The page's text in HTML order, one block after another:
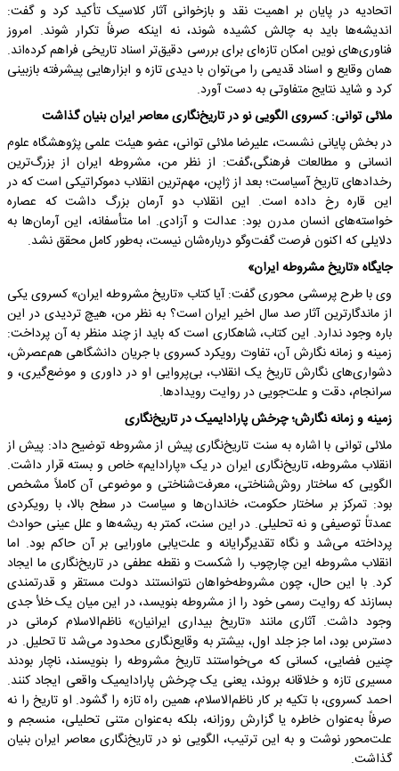
اتحادیه در پایان بر اهمیت نقد و بازخوانی آثار کلاسیک تأکید کرد و گفت:
اندیشه‌ها باید به چالش کشیده شوند، نه اینکه صرفاً تکرار شوند. امروز
فناوری‌های نوین امکان تازه‌ای برای بررسی دقیق‌تر اسناد تاریخی فراهم کرده‌اند.
همان وقایع و اسناد قدیمی را می‌توان با دیدی تازه و ابزارهایی پیشرفته بازبینی
کرد و شاید نتایج متفاوتی به دست آورد.
ملائی توانی: کسروی الگویی نو در تاریخ‌نگاری معاصر ایران بنیان گذاشت
در بخش پایانی نشست، علیرضا ملائی توانی، عضو هیئت علمی پژوهشگاه علوم
انسانی و مطالعات فرهنگی،گفت: از نظر من، مشروطه ایران از بزرگ‌ترین
رخدادهای تاریخ آسیاست؛ بعد از ژاپن، مهم‌ترین انقلاب دموکراتیکی است که در
این قاره رخ داده است. این انقلاب دو آرمان بزرگ داشت که عصاره
خواسته‌های انسان مدرن بود: عدالت و آزادی. اما متأسفانه، این آرمان‌ها به
دلایلی که اکنون فرصت گفت‌وگو درباره‌شان نیست، به‌طور کامل محقق نشد.
جایگاه «تاریخ مشروطه ایران»
وی با طرح پرسشی محوری گفت: آیا کتاب «تاریخ مشروطه ایران» کسروی یکی
از ماندگارترین آثار صد سال اخیر ایران است؟ به نظر من، هیچ تردیدی در این
باره وجود ندارد. این کتاب، شاهکاری است که باید از چند منظر به آن پرداخت:
زمینه و زمانه نگارش آن، تفاوت رویکرد کسروی با جریان دانشگاهی هم‌عصرش،
دشواری‌های نگارش تاریخ یک انقلاب، بی‌پروایی او در داوری و موضع‌گیری، و
سرانجام، دقت و علت‌جویی در روایت رویدادها.
زمینه و زمانه نگارش؛ چرخش پارادایمیک در تاریخ‌نگاری
ملائی توانی با اشاره به سنت تاریخ‌نگاری پیش از مشروطه توضیح داد: پیش از
انقلاب مشروطه، تاریخ‌نگاری ایران در یک «پارادایم» خاص و بسته قرار داشت.
الگویی که ساختار روش‌شناختی، معرفت‌شناختی و موضوعی آن کاملاً مشخص
بود: تمرکز بر ساختار حکومت، خاندان‌ها و سیاست در سطح بالا، با رویکردی
عمدتاً توصیفی و نه تحلیلی. در این سنت، کمتر به ریشه‌ها و علل عینی حوادث
پرداخته می‌شد و نگاه تقدیرگرایانه و علت‌یابی ماورایی بر آن حاکم بود. اما
انقلاب مشروطه این چارچوب را شکست و نقطه عطفی در تاریخ‌نگاری ما ایجاد
کرد. با این حال، چون مشروطه‌خواهان نتوانستند دولت مستقر و قدرتمندی
بسازند که روایت رسمی خود را از مشروطه بنویسد، در این میان یک خلأ جدی
وجود داشت. آثاری مانند «تاریخ بیداری ایرانیان» ناظم‌الاسلام کرمانی در
دسترس بود، اما جز جلد اول، بیشتر به وقایع‌نگاری محدود می‌شد تا تحلیل. در
چنین فضایی، کسانی که می‌خواستند تاریخ مشروطه را بنویسند، ناچار بودند
مسیری تازه و خلاقانه بروند، یعنی یک چرخش پارادایمیک واقعی ایجاد کنند.
احمد کسروی، با تکیه بر کار ناظم‌الاسلام، همین راه تازه را گشود. او تاریخ را نه
صرفاً به‌عنوان خاطره یا گزارش روزانه، بلکه به‌عنوان متنی تحلیلی، منسجم و
علت‌محور نوشت و به این ترتیب، الگویی نو در تاریخ‌نگاری معاصر ایران بنیان
گذاشت.